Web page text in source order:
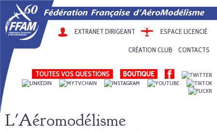
EXTRANET DIRIGEANT ESPACE LICENCIÉ
CRÉATION CLUB CONTACTS
TOUTES VOS QUESTIONS
L'Aéromodélisme